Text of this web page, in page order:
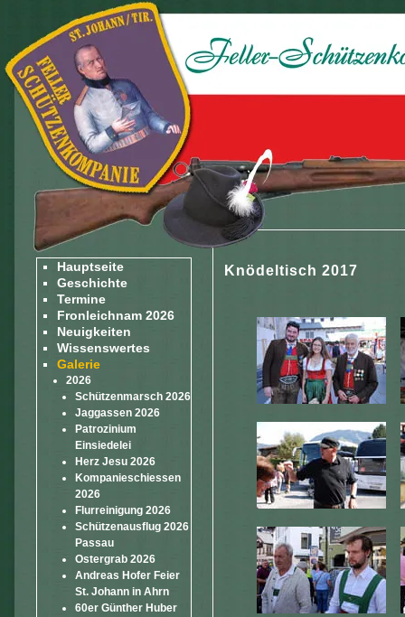
Hauptseite
Geschichte
Termine
Fronleichnam 2026
Neuigkeiten
Wissenswertes
Galerie
2026
Schützenmarsch 2026
Jaggassen 2026
Patrozinium
Einsiedelei
Herz Jesu 2026
Kompanieschiessen
2026
Flurreinigung 2026
Schützenausflug 2026
Passau
Ostergrab 2026
Andreas Hofer Feier
St. Johann in Ahrn
60er Günther Huber
Knödeltisch 2017